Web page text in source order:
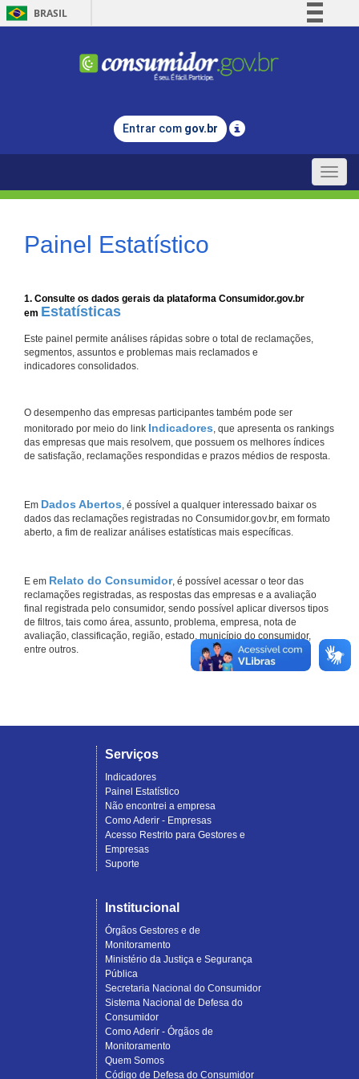
BRASIL
Comunica BR
Legislação
Entrar com gov.br
Toggle
Painel Estatístico
1. Consulte os dados gerais da plataforma Consumidor.gov.br
em Estatísticas
Este painel permite análises rápidas sobre o total de reclamações,
segmentos, assuntos e problemas mais reclamados e
indicadores consolidados.
O desempenho das empresas participantes também pode ser
monitorado por meio do link Indicadores, que apresenta os rankings
das empresas que mais resolvem, que possuem os melhores índices
de satisfação, reclamações respondidas e prazos médios de resposta.
Em Dados Abertos, é possível a qualquer interessado baixar os
dados das reclamações registradas no Consumidor.gov.br, em formato
aberto, a fim de realizar análises estatísticas mais específicas.
E em Relato do Consumidor, é possível acessar o teor das
reclamações registradas, as respostas das empresas e a avaliação
final registrada pelo consumidor, sendo possível aplicar diversos tipos
de filtros, tais como área, assunto, problema, empresa, nota de
avaliação, classificação, região, estado, município do consumidor,
entre outros.
Serviços
Indicadores
Painel Estatístico
Não encontrei a empresa
Como Aderir - Empresas
Acesso Restrito para Gestores e
Empresas
Suporte
Institucional
Órgãos Gestores e de
Monitoramento
Ministério da Justiça e Segurança
Pública
Secretaria Nacional do Consumidor
Sistema Nacional de Defesa do
Consumidor
Como Aderir - Órgãos de
Monitoramento
Quem Somos
Código de Defesa do Consumidor